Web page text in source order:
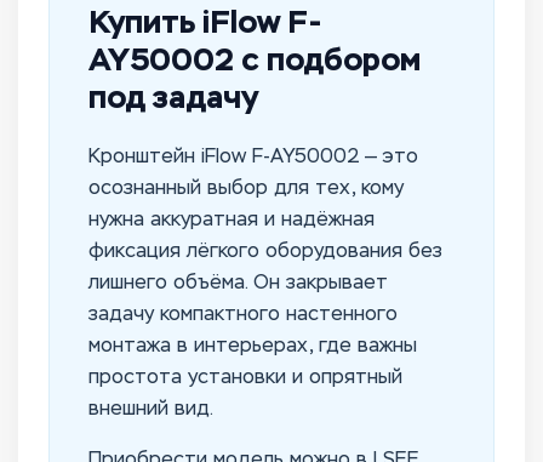
Купить iFlow F-
AY50002 с подбором
под задачу
Кронштейн iFlow F-AY50002 — это
осознанный выбор для тех, кому
нужна аккуратная и надёжная
фиксация лёгкого оборудования без
лишнего объёма. Он закрывает
задачу компактного настенного
монтажа в интерьерах, где важны
простота установки и опрятный
внешний вид.